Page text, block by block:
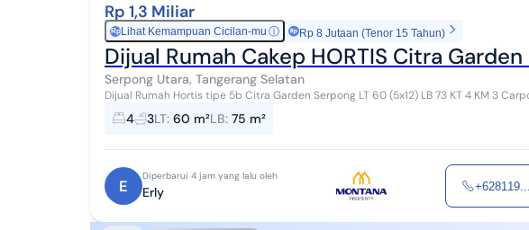
Rp 1,3 Miliar
RpLihat Kemampuan Cicilan-mu ⓘ Rp 8 Jutaan (Tenor 15 Tahun)
Dijual Rumah Cakep HORTIS Citra
Serpong Utara, Tangerang Selatan
4 3LT: 60 m²LB: 75 m²
E
Diperbarui 4 jam yang lalu oleh
Erly +628119...